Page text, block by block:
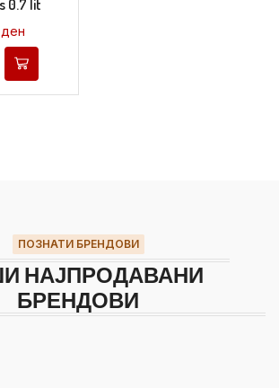
0.7 lit
ден
ПОЗНАТИ БРЕНДОВИ
НАЈПРОДАВАНИ
БРЕНДОВИ